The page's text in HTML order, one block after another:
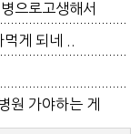
죠. 엔간하면
달시키고 집
일이네요. 비좀
더라구요. 내일
처서가 되면
러다가 여름나
는 팬달린 조
요 태풍이라도
으로고생해서
는병이죠 여
발이 잦은편
아하시나요
게 되네 ..
원 가야하는 게